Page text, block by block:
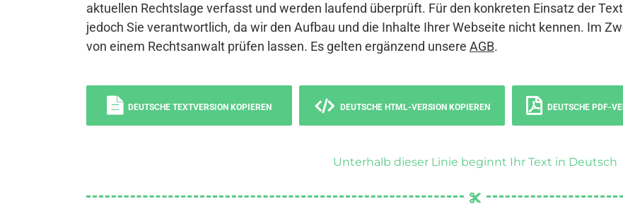
aktuellen Rechtslage verfasst und werden laufend überprüft. Für den konkreten Einsatz der
jedoch Sie verantwortlich, da wir den Aufbau und die Inhalte Ihrer Webseite nicht kennen. Im
von einem Rechtsanwalt prüfen lassen. Es gelten ergänzend unsere AGB.
DEUTSCHE TEXTVERSION KOPIEREN DEUTSCHE HTML-VERSION KOPIEREN DEUTSCHE PDF-
Unterhalb dieser Linie beginnt Ihr Text in Deutsch